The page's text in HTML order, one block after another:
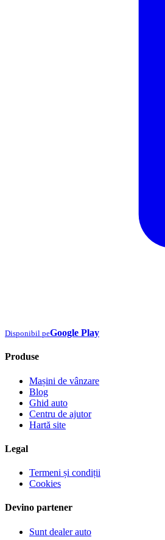
Disponibil peGoogle Play
Produse
Mașini de vânzare
Blog
Ghid auto
Centru de ajutor
Hartă site
Legal
Termeni și condiții
Cookies
Devino partener
Sunt dealer auto